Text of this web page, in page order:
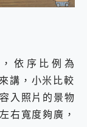
依序比例為
講，小米比較
入照片的景物
右寬度夠廣，